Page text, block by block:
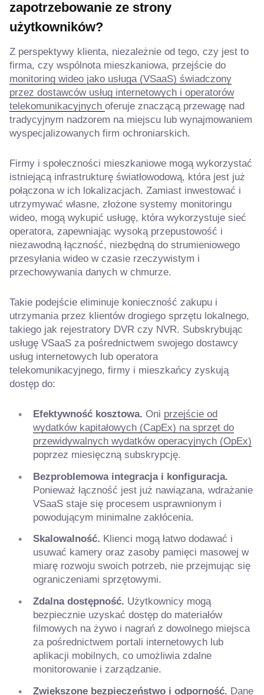
zapotrzebowanie ze strony
użytkowników?
Z perspektywy klienta, niezależnie od tego, czy jest to
firma, czy wspólnota mieszkaniowa, przejście do
monitoring wideo jako usługa (VSaaS) świadczony
przez dostawców usług internetowych i operatorów
telekomunikacyjnych oferuje znaczącą przewagę nad
tradycyjnym nadzorem na miejscu lub wynajmowaniem
wyspecjalizowanych firm ochroniarskich.
Firmy i społeczności mieszkaniowe mogą wykorzystać
istniejącą infrastrukturę światłowodową, która jest już
połączona w ich lokalizacjach. Zamiast inwestować i
utrzymywać własne, złożone systemy monitoringu
wideo, mogą wykupić usługę, która wykorzystuje sieć
operatora, zapewniając wysoką przepustowość i
niezawodną łączność, niezbędną do strumieniowego
przesyłania wideo w czasie rzeczywistym i
przechowywania danych w chmurze.
Takie podejście eliminuje konieczność zakupu i
utrzymania przez klientów drogiego sprzętu lokalnego,
takiego jak rejestratory DVR czy NVR. Subskrybując
usługę VSaaS za pośrednictwem swojego dostawcy
usług internetowych lub operatora
telekomunikacyjnego, firmy i mieszkańcy zyskują
dostęp do:
Efektywność kosztowa. Oni przejście od
wydatków kapitałowych (CapEx) na sprzęt do
przewidywalnych wydatków operacyjnych (OpEx)
poprzez miesięczną subskrypcję.
Bezproblemowa integracja i konfiguracja.
Ponieważ łączność jest już nawiązana, wdrażanie
VSaaS staje się procesem usprawnionym i
powodującym minimalne zakłócenia.
Skalowalność. Klienci mogą łatwo dodawać i
usuwać kamery oraz zasoby pamięci masowej w
miarę rozwoju swoich potrzeb, nie przejmując się
ograniczeniami sprzętowymi.
Zdalna dostępność. Użytkownicy mogą
bezpiecznie uzyskać dostęp do materiałów
filmowych na żywo i nagrań z dowolnego miejsca
za pośrednictwem portali internetowych lub
aplikacji mobilnych, co umożliwia zdalne
monitorowanie i zarządzanie.
Zwiększone bezpieczeństwo i odporność. Dane